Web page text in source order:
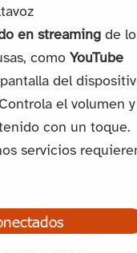
en streamingde
como YouTube
del
el volumen y
con un toque.
servicios